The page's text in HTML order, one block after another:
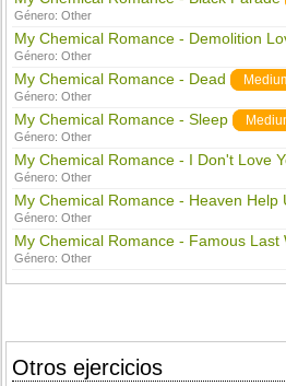
Género:Other
My Chemical Romance - Demolition
Género:Other
My Chemical Romance - Dead
Género:Other
My Chemical Romance - Sleep
Género:Other
My Chemical Romance - I Don't Love
Género:Other
My Chemical Romance - Heaven Help
Género:Other
My Chemical Romance - Famous Last
Género:Other
Otros ejercicios